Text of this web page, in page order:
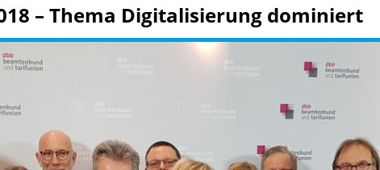
– Thema Digitalisierung dominiert